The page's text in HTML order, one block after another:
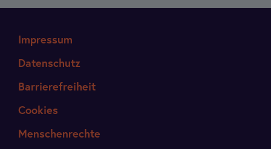
Impressum
Datenschutz
Barrierefreiheit
Cookies
Menschenrechte